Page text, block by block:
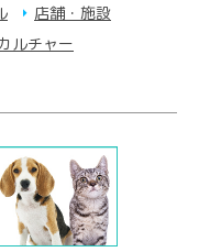
店舗・施設
ルチャー